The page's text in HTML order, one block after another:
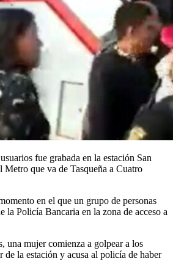
fue grabada en la estación San
que va de Tasqueña a Cuatro
en el que un grupo de personas
la Policía Bancaria en la zona de acceso a
una mujer comienza a golpear a los
la estación y acusa al policía de haber